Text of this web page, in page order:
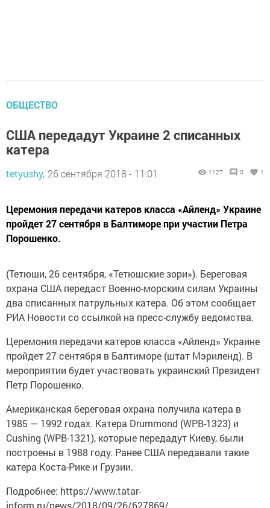
ОБЩЕСТВО
США передадут Украине 2 списанных
катера
tetyushy, 26 сентября 2018 - 11:01 1127 0 1
Церемония передачи катеров класса «Айленд» Украине
пройдет 27 сентября в Балтиморе при участии Петра
Порошенко.
(Тетюши, 26 сентября, «Тетюшские зори»). Береговая
охрана США передаст Военно-морским силам Украины
два списанных патрульных катера. Об этом сообщает
РИА Новости со ссылкой на пресс-службу ведомства.
Церемония передачи катеров класса «Айленд» Украине
пройдет 27 сентября в Балтиморе (штат Мэриленд). В
мероприятии будет участвовать украинский Президент
Петр Порошенко.
Американская береговая охрана получила катера в
1985 — 1992 годах. Катера Drummond (WPB-1323) и
Cushing (WPB-1321), которые передадут Киеву, были
построены в 1988 году. Ранее США передавали такие
катера Коста-Рике и Грузии.
Подробнее: https://www.tatar-
inform.ru/news/2018/09/26/627869/